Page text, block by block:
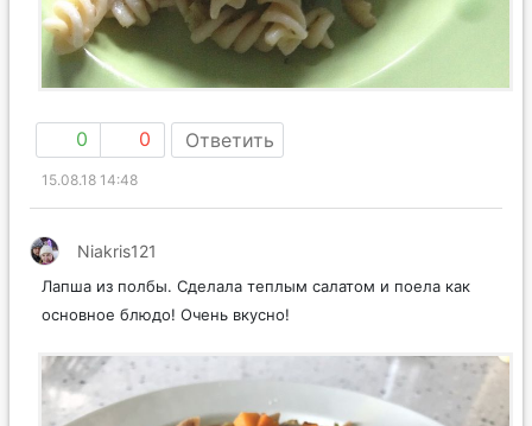
0 0 Ответить
15.08.18 14:48
Niakris121
Лапша из полбы. Сделала теплым салатом и поела как
основное блюдо! Очень вкусно!